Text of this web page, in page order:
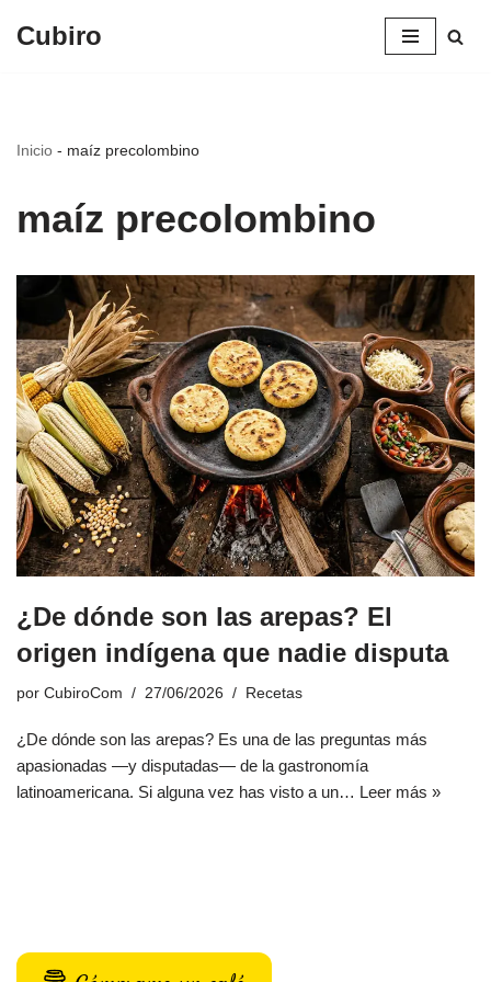
Cubiro
Inicio - maíz precolombino
maíz precolombino
¿De dónde son las arepas? El
origen indígena que nadie disputa
por CubiroCom 27/06/2026 Recetas
¿De dónde son las arepas? Es una de las preguntas más
apasionadas —y disputadas— de la gastronomía
latinoamericana. Si alguna vez has visto a un… Leer más »